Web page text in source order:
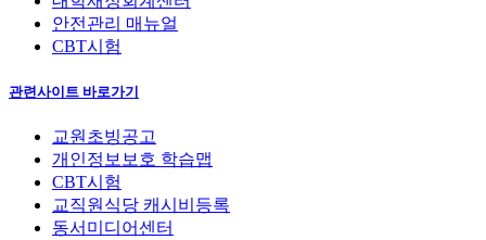
안전관리 매뉴얼
CBT시험
관련사이트 바로가기
교원초빙공고
개인정보보호 학습맵
CBT시험
교직원식당 캐시비등록
동서미디어센터